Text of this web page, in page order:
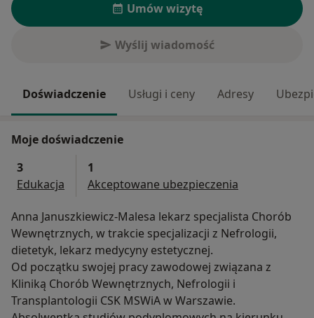
Umów wizytę
Wyślij wiadomość
Doświadczenie Usługi i ceny Adresy
Moje doświadczenie
3
Edukacja
1
Akceptowane ubezpieczenia
Anna Januszkiewicz-Malesa lekarz specjalista Chorób
Wewnętrznych, w trakcie specjalizacji z Nefrologii,
dietetyk, lekarz medycyny estetycznej.
Od początku swojej pracy zawodowej związana z
Kliniką Chorób Wewnętrznych, Nefrologii i
Transplantologii CSK MSWiA w Warszawie.